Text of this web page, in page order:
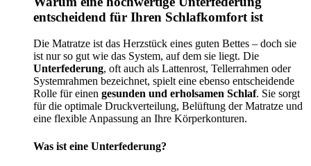
entscheidend für Ihren Schlafkomfort ist
Die Matratze ist das Herzstück eines guten Bettes – doch sie
ist nur so gut wie das System, auf dem sie liegt. Die
Unterfederung, oft auch als Lattenrost, Tellerrahmen oder
Systemrahmen bezeichnet, spielt eine ebenso entscheidende
Rolle für einen gesunden und erholsamen Schlaf. Sie sorgt
für die optimale Druckverteilung, Belüftung der Matratze und
eine flexible Anpassung an Ihre Körperkonturen.
Was ist eine Unterfederung?